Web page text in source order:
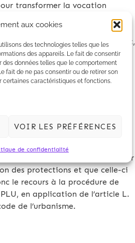
aux cookies
des technologies telles que les
des appareils. Le fait de consentir
données telles que le comportement
fait de ne pas consentir ou de retirer son
caractéristiques et fonctions.
VOIR LES PRÉFÉRENCES
de confidentialité
transformer la vocation
zone N faisant l’objet de
spécifiques au titre d’autres
boisés classés,site inscrit,
et y autoriser des
de production d’électricité
classés et les sites protégés
a considéréque la modification
était de nature à entraîner
des protections et que celle-ci
le recours à la procédure de
en application de l’article L.
de l’urbanisme.